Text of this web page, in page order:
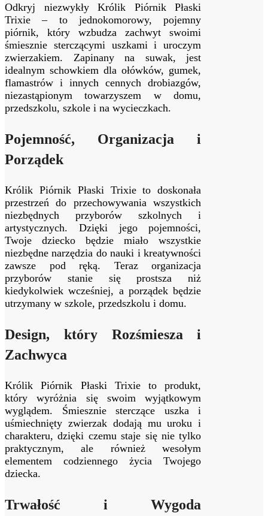
Odkryj niezwykły Królik Piórnik Płaski
Trixie – to jednokomorowy, pojemny
piórnik, który wzbudza zachwyt swoimi
śmiesznie sterczącymi uszkami i uroczym
zwierzakiem. Zapinany na suwak, jest
idealnym schowkiem dla ołówków, gumek,
flamastrów i innych cennych drobiazgów,
niezastąpionym towarzyszem w domu,
przedszkolu, szkole i na wycieczkach.
Pojemność, Organizacja i
Porządek
Królik Piórnik Płaski Trixie to doskonała
przestrzeń do przechowywania wszystkich
niezbędnych przyborów szkolnych i
artystycznych. Dzięki jego pojemności,
Twoje dziecko będzie miało wszystkie
niezbędne narzędzia do nauki i kreatywności
zawsze pod ręką. Teraz organizacja
przyborów stanie się prostsza niż
kiedykolwiek wcześniej, a porządek będzie
utrzymany w szkole, przedszkolu i domu.
Design, który Rozśmiesza i
Zachwyca
Królik Piórnik Płaski Trixie to produkt,
który wyróżnia się swoim wyjątkowym
wyglądem. Śmiesznie sterczące uszka i
uśmiechnięty zwierzak dodają mu uroku i
charakteru, dzięki czemu staje się nie tylko
praktycznym, ale również wesołym
elementem codziennego życia Twojego
dziecka.
Trwałość i Wygoda